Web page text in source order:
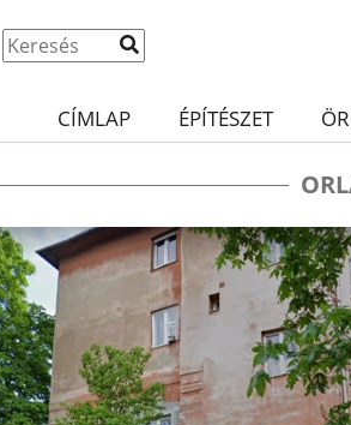
CÍMLAP ÉPÍTÉSZET